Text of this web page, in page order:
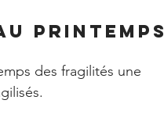
printemps
des fragilités une